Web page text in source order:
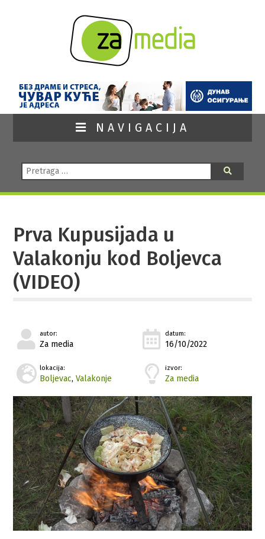
NAVIGACIJA
Pretraga:
Prva Kupusijada u
Valakonju kod Boljevca
(VIDEO)
autor:
Za media
datum:
16/10/2022
lokacija:
Boljevac,Valakonje
izvor:
Za media